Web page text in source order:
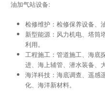
油加气站设备:
检修维护：检修保养设备、
新型能源：风力机电、塔筒
利用。
工程施工：管道施工、海底
进、海上辅管、潜水装备、
海洋科技：海底调查、遥感
化、海洋新材料。